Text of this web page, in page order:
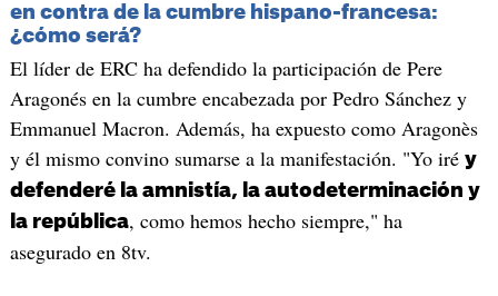
en contra de la cumbre hispano-francesa:
¿cómo será?
El líder de ERC ha defendido la participación de Pere
Aragonés en la cumbre encabezada por Pedro Sánchez y
Emmanuel Macron. Además, ha expuesto como Aragonès
y él mismo convino sumarse a la manifestación. "Yo iré y
defenderé la amnistía, la autodeterminación y
la república, como hemos hecho siempre," ha
asegurado en 8tv.